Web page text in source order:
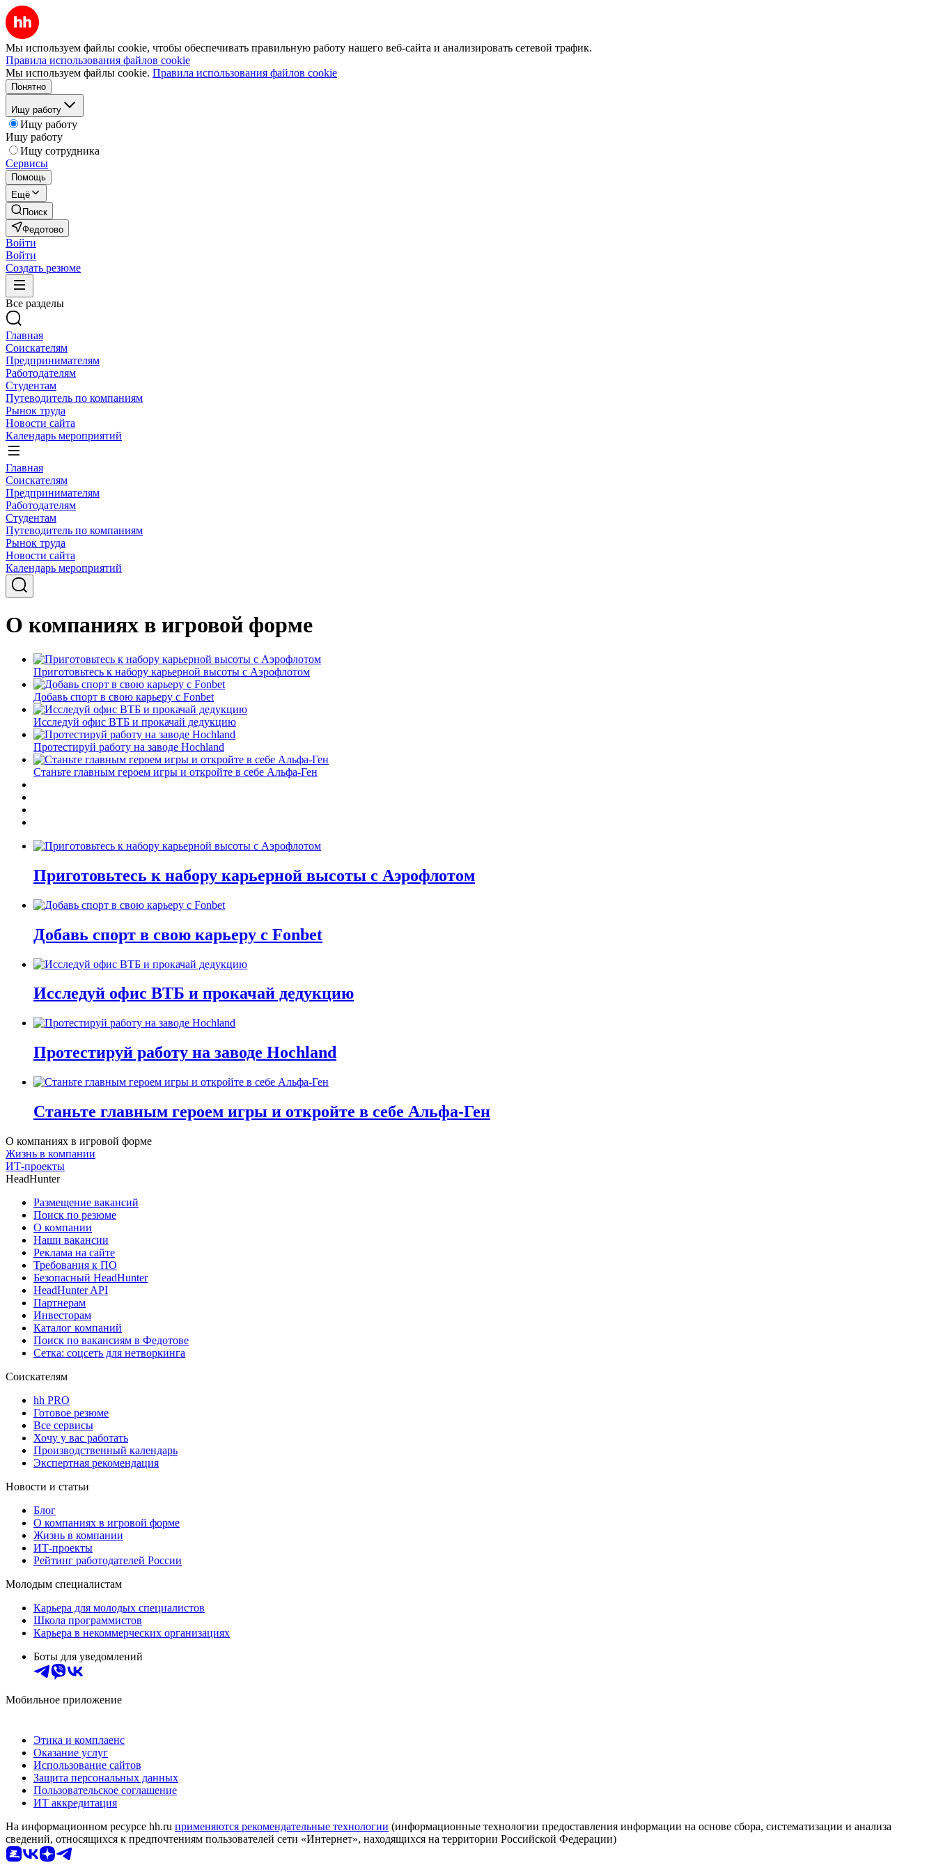
Мы используем файлы cookie, чтобы обеспечивать правильную работу нашего веб-сайта и анализировать сетевой трафик.
Правила использования файлов cookie
Мы используем файлы cookie. Правила использования файлов cookie
Понятно
Ищу работу
Ищу работу
Ищу работу
Ищу сотрудника
Сервисы
Помощь
Ещё
Поиск
Федотово
Войти
Войти
Создать резюме
Все разделы
Главная
Соискателям
Предпринимателям
Работодателям
Студентам
Путеводитель по компаниям
Рынок труда
Новости сайта
Календарь мероприятий
Главная
Соискателям
Предпринимателям
Работодателям
Студентам
Путеводитель по компаниям
Рынок труда
Новости сайта
Календарь мероприятий
О компаниях в игровой форме
Приготовьтесь к набору карьерной высоты с Аэрофлотом
Добавь спорт в свою карьеру с Fonbet
Исследуй офис ВТБ и прокачай дедукцию
Протестируй работу на заводе Hochland
Станьте главным героем игры и откройте в себе Альфа-Ген
Приготовьтесь к набору карьерной высоты с Аэрофлотом
Добавь спорт в свою карьеру с Fonbet
Исследуй офис ВТБ и прокачай дедукцию
Протестируй работу на заводе Hochland
Станьте главным героем игры и откройте в себе Альфа-Ген
О компаниях в игровой форме
Жизнь в компании
ИТ-проекты
HeadHunter
Размещение вакансий
Поиск по резюме
О компании
Наши вакансии
Реклама на сайте
Требования к ПО
Безопасный HeadHunter
HeadHunter API
Партнерам
Инвесторам
Каталог компаний
Поиск по вакансиям в Федотове
Сетка: соцсеть для нетворкинга
Соискателям
hh PRO
Готовое резюме
Все сервисы
Хочу у вас работать
Производственный календарь
Экспертная рекомендация
Новости и статьи
Блог
О компаниях в игровой форме
Жизнь в компании
ИТ-проекты
Рейтинг работодателей России
Молодым специалистам
Карьера для молодых специалистов
Школа программистов
Карьера в некоммерческих организациях
Боты для уведомлений
Мобильное приложение
Этика и комплаенс
Оказание услуг
Использование сайтов
Защита персональных данных
Пользовательское соглашение
ИТ аккредитация
На информационном ресурсе hh.ru применяются рекомендательные технологии (информационные технологии предоставления информации на основе сбора, систематизации и анализа
сведений, относящихся к предпочтениям пользователей сети «Интернет», находящихся на территории Российской Федерации)